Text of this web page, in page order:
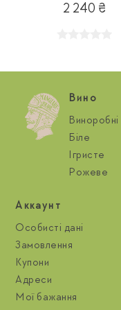
2 240 ₴
Вино
Виноробні
Біле
Ігристе
Рожеве
Aккаунт
Особисті дані
Замовлення
Купони
Адреси
Мої бажання